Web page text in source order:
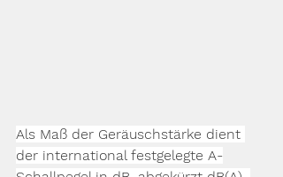
Als Maß der Geräuschstärke dient
der international festgelegte A-